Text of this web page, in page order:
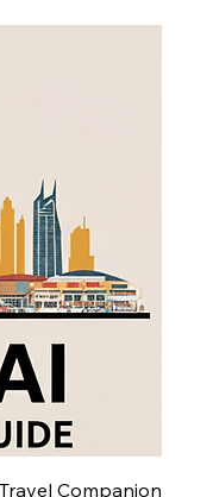
Companion